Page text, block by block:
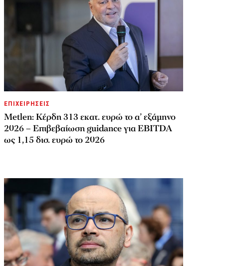
ΕΠΙΧΕΙΡΗΣΕΙΣ
Metlen: Κέρδη 313 εκατ. ευρώ το α’ εξάμηνο
2026 – Επιβεβαίωση guidance για EBITDA
ως 1,15 δισ. ευρώ το 2026